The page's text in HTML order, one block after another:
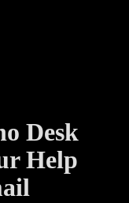
Desk
Help